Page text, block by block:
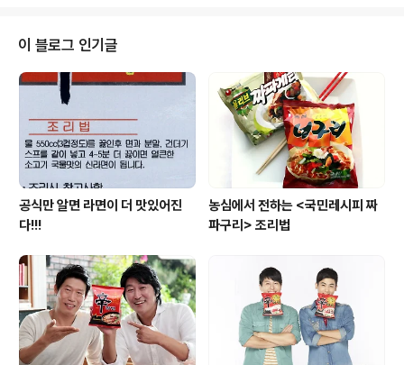
이트데이를 위한 특별한 선물 한가지를 소개해드릴게요^^
그것은.. 바로.. '츄파춥스 꽃다발'이랍니다! 어떤가요? 예쁘
죠??^ 화이트데이, 사랑고백과 함께 빠질 수 없는 것이 바
로 꽃이잖아요^^ 여자의 마음을 사로잡은 예쁜 꽃! 이 꽃에
화이트데이의 주인공 '츄파춥스'를 담아줘보세요! ^^ 자, 이
제 간단히 만드는 ..
이 블로그 인기글
공식만 알면 라면이 더 맛있어진
다!!!
농심에서 전하는 <국민레시피 짜
파구리> 조리법